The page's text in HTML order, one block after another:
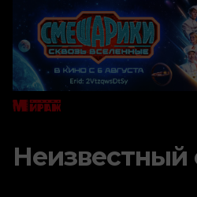
Неизвестный